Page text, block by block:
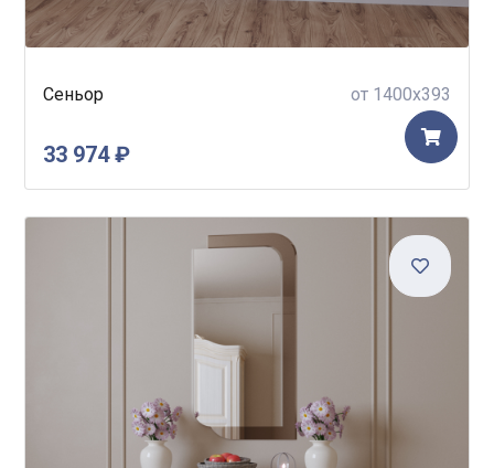
Сеньор от 1400x393
33 974 ₽